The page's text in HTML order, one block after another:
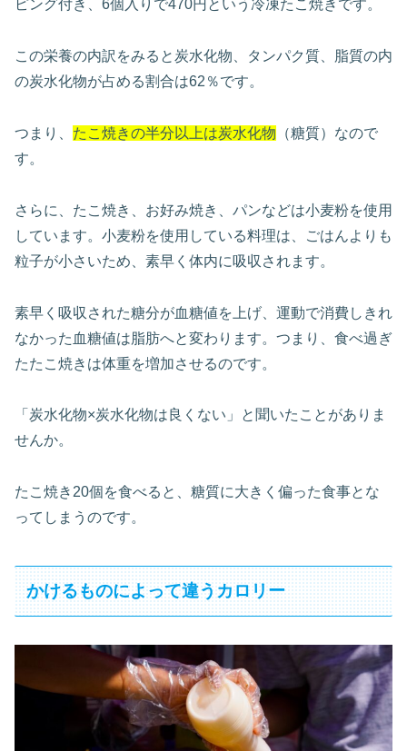
ピング付き、6個入りで470円という冷凍たこ焼きです。
この栄養の内訳をみると炭水化物、タンパク質、脂質の内
の炭水化物が占める割合は62％です。
つまり、 たこ焼きの半分以上は炭水化物 （糖質）なので
す。
さらに、たこ焼き、お好み焼き、パンなどは小麦粉を使用
しています。小麦粉を使用している料理は、ごはんよりも
粒子が小さいため、素早く体内に吸収されます。
素早く吸収された糖分が血糖値を上げ、運動で消費しきれ
なかった血糖値は脂肪へと変わります。つまり、食べ過ぎ
たたこ焼きは体重を増加させるのです。
「炭水化物×炭水化物は良くない」と聞いたことがありま
せんか。
たこ焼き20個を食べると、糖質に大きく偏った食事とな
ってしまうのです。
かけるものによって違うカロリー